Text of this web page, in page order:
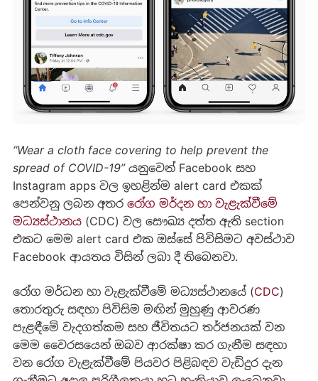
“Wear a cloth face covering to help prevent the
spread of COVID-19”යනුවෙන් Facebook සහ
Instagram apps වල ඉහළින්ම alert card එකක්
පෙන්වනු ලබන අතර රෝග මර්දන හා වැළැක්වීමේ
මධ්‍යස්ථානය(CDC) වල සෞඛ්‍ය දත්ත ඇති section
එකට මෙම alert card එක ඔස්සේ පිවිසිමට අවස්ථාව
Facebook ආයතය විසින් ලබා දී තිබෙනවා.
රෝග මර්ධන හා වැළැක්වීමේ මධ්‍යස්ථානයේ (CDC)
තොරතුරු සඳහා පිවිසිම මඟින් මුහුණු ආවරණ
පැළඳීමේ වැදගත්කම සහ ජීවිතයට තර්ජනයක් වන
මෙම වෛරසයෙන් ඔබව ආරක්ෂා කර ගැනීම සඳහා
වන රෝග වැළැක්වීමේ පියවර පිළිබඳව වැඩිදුර දැන